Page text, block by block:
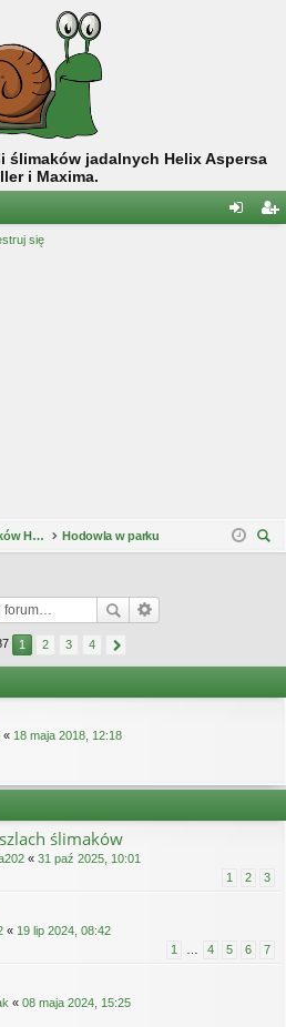
ślimaków jadalnych Helix Aspersa
i Maxima.
się
Hodowla ślimaków Helix Aspersa Müller / Maxima
Hodowla w parku
1 2 3 4
« 18 maja 2018, 12:18
ślimaków
« 31 paź 2025, 10:01
1 2 3
« 19 lip 2024, 08:42
1 4 5 6 7
« 08 maja 2024, 15:25